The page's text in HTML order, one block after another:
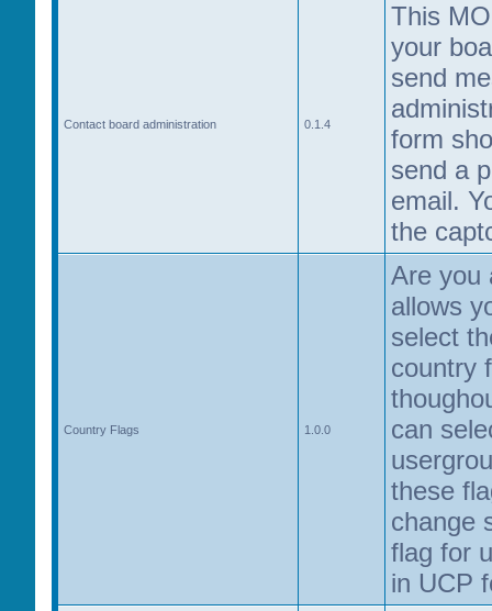
Contact board administration 0.1.4
This
your
send
form
send a
email.
the
Country Flags 1.0.0
Are you
allows
select
country
can
these
change
flag for
in UCP